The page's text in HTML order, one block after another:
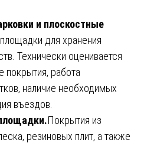
и плоскостные
для хранения
Технически оценивается
покрытия, работа
наличие необходимых
въездов.
Покрытия из
резиновых плит, а также